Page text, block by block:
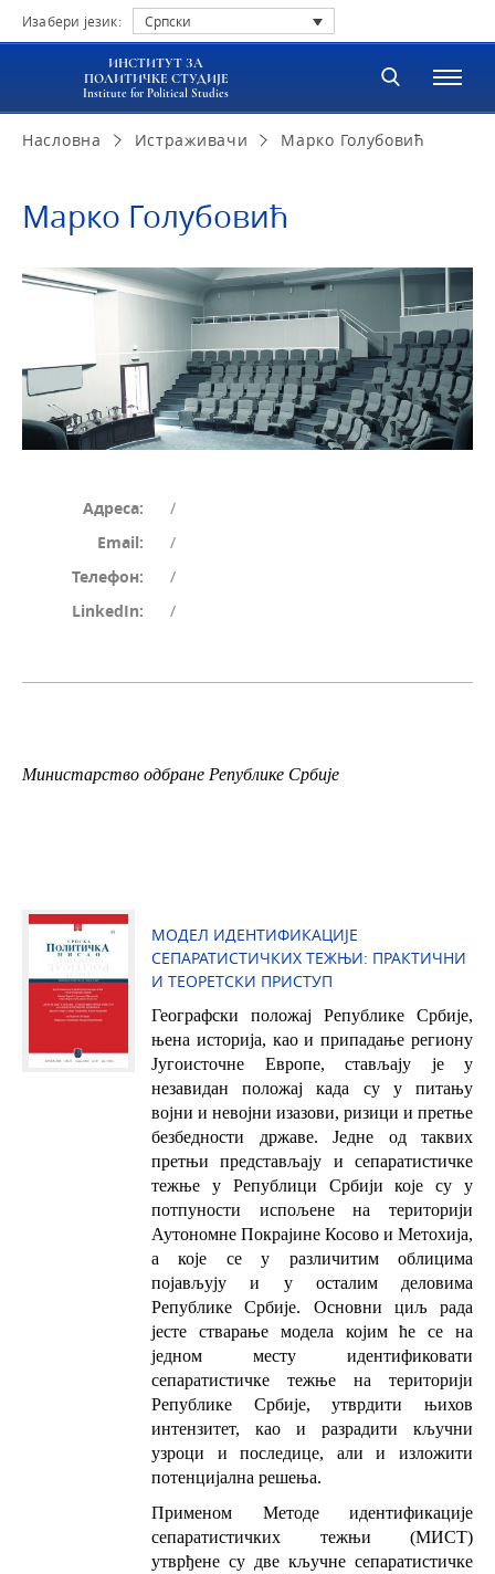
Изабери језик: Српски
ИНСТИТУТ ЗА
ПОЛИТИЧКЕ СТУДИЈЕ
Institute for Political Studies
Насловна Истраживачи Марко Голубовић
Марко Голубовић
Адреса:
/
Email:
/
Телефон:
/
LinkedIn:
/
Министарство одбране Републике Србије
МОДЕЛ ИДЕНТИФИКАЦИЈЕ
СЕПАРАТИСТИЧКИХ ТЕЖЊИ: ПРАКТИЧНИ
И ТЕОРЕТСКИ ПРИСТУП
Географски положај Републике Србије,
њена историја, као и припадање региону
Југоисточне Европе, стављају је у
незавидан положај када су у питању
војни и невојни изазови, ризици и претње
безбедности државе. Једне од таквих
претњи представљају и сепаратистичке
тежње у Републици Србији које су у
потпуности испољене на територији
Аутономне Покрајине Косово и Метохија,
а које се у различитим облицима
појављују и у осталим деловима
Републике Србије. Основни циљ рада
јесте стварање модела којим ће се на
једном месту идентификовати
сепаратистичке тежње на територији
Републике Србије, утврдити њихов
интензитет, као и разрадити кључни
узроци и последице, али и изложити
потенцијална решења.
Применом Методе идентификације
сепаратистичких тежњи (МИСТ)
утврђене су две кључне сепаратистичке